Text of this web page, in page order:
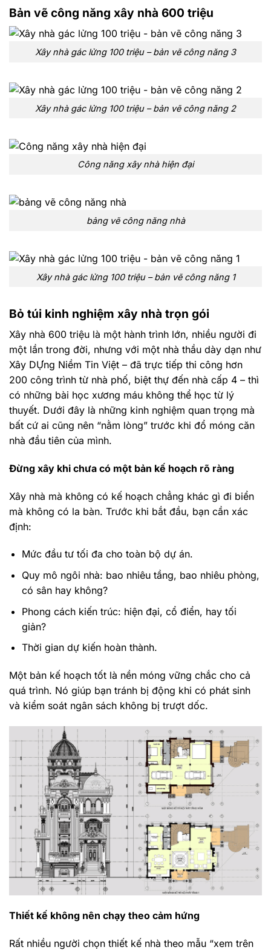
Bản vẽ công năng xây nhà 600 triệu
Xây nhà gác lửng 100 triệu – bản vẽ công năng 3
Xây nhà gác lửng 100 triệu – bản vẽ công năng 2
Công năng xây nhà hiện đại
bảng vẽ công năng nhà
Xây nhà gác lửng 100 triệu – bản vẽ công năng 1
Bỏ túi kinh nghiệm xây nhà trọn gói
Xây nhà 600 triệu là một hành trình lớn, nhiều người đi
một lần trong đời, nhưng với một nhà thầu dày dạn như
Xây DỰng Niềm Tin Việt – đã trực tiếp thi công hơn
200 công trình từ nhà phố, biệt thự đến nhà cấp 4 – thì
có những bài học xương máu không thể học từ lý
thuyết. Dưới đây là những kinh nghiệm quan trọng mà
bất cứ ai cũng nên “nằm lòng” trước khi đổ móng căn
nhà đầu tiên của mình.
Đừng xây khi chưa có một bản kế hoạch rõ ràng
Xây nhà mà không có kế hoạch chẳng khác gì đi biển
mà không có la bàn. Trước khi bắt đầu, bạn cần xác
định:
Mức đầu tư tối đa cho toàn bộ dự án.
Quy mô ngôi nhà: bao nhiêu tầng, bao nhiêu phòng,
có sân hay không?
Phong cách kiến trúc: hiện đại, cổ điển, hay tối
giản?
Thời gian dự kiến hoàn thành.
Một bản kế hoạch tốt là nền móng vững chắc cho cả
quá trình. Nó giúp bạn tránh bị động khi có phát sinh
và kiểm soát ngân sách không bị trượt dốc.
Thiết kế không nên chạy theo cảm hứng
Rất nhiều người chọn thiết kế nhà theo mẫu “xem trên